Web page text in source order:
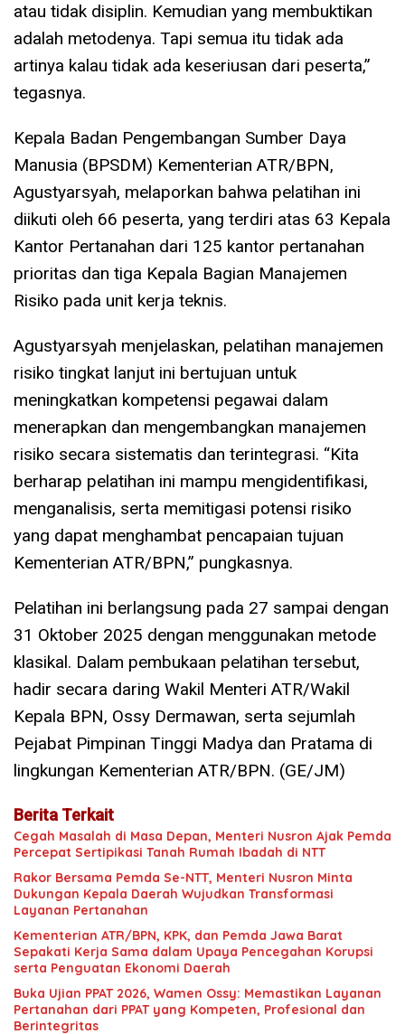
atau tidak disiplin. Kemudian yang membuktikan
adalah metodenya. Tapi semua itu tidak ada
artinya kalau tidak ada keseriusan dari peserta,”
tegasnya.
Kepala Badan Pengembangan Sumber Daya
Manusia (BPSDM) Kementerian ATR/BPN,
Agustyarsyah, melaporkan bahwa pelatihan ini
diikuti oleh 66 peserta, yang terdiri atas 63 Kepala
Kantor Pertanahan dari 125 kantor pertanahan
prioritas dan tiga Kepala Bagian Manajemen
Risiko pada unit kerja teknis.
Agustyarsyah menjelaskan, pelatihan manajemen
risiko tingkat lanjut ini bertujuan untuk
meningkatkan kompetensi pegawai dalam
menerapkan dan mengembangkan manajemen
risiko secara sistematis dan terintegrasi. “Kita
berharap pelatihan ini mampu mengidentifikasi,
menganalisis, serta memitigasi potensi risiko
yang dapat menghambat pencapaian tujuan
Kementerian ATR/BPN,” pungkasnya.
Pelatihan ini berlangsung pada 27 sampai dengan
31 Oktober 2025 dengan menggunakan metode
klasikal. Dalam pembukaan pelatihan tersebut,
hadir secara daring Wakil Menteri ATR/Wakil
Kepala BPN, Ossy Dermawan, serta sejumlah
Pejabat Pimpinan Tinggi Madya dan Pratama di
lingkungan Kementerian ATR/BPN. (GE/JM)
Berita Terkait
Cegah Masalah di Masa Depan, Menteri Nusron Ajak Pemda
Percepat Sertipikasi Tanah Rumah Ibadah di NTT
Rakor Bersama Pemda Se-NTT, Menteri Nusron Minta
Dukungan Kepala Daerah Wujudkan Transformasi
Layanan Pertanahan
Kementerian ATR/BPN, KPK, dan Pemda Jawa Barat
Sepakati Kerja Sama dalam Upaya Pencegahan Korupsi
serta Penguatan Ekonomi Daerah
Buka Ujian PPAT 2026, Wamen Ossy: Memastikan Layanan
Pertanahan dari PPAT yang Kompeten, Profesional dan
Berintegritas